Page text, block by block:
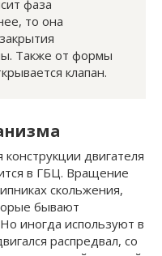
фаза
то она
Также от формы
клапан.
двигателя
в ГБЦ. Вращение
скольжения,
бывают
иногда используют в
распредвал, со